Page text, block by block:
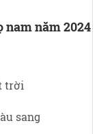
nam năm 2024
trời
sang